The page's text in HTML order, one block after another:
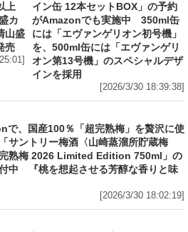
上
カ
山盛
売
イン缶 12本セットBOX」の予約
がAmazonでも実施中 350ml缶
には「エヴァンゲリオン初号機」
を、500ml缶には「エヴァンゲリ
オン第13号機」のスペシャルデザ
インを採用
[2026/3/30 18:39:38]
で、国産100％「超完熟梅」を贅沢に使
サントリー梅酒〈山崎蒸溜所貯蔵梅
熟梅 2026 Limited Edition 750ml」の
中 『桃を想起させる芳醇な香りと味
[2026/3/30 18:02:19]